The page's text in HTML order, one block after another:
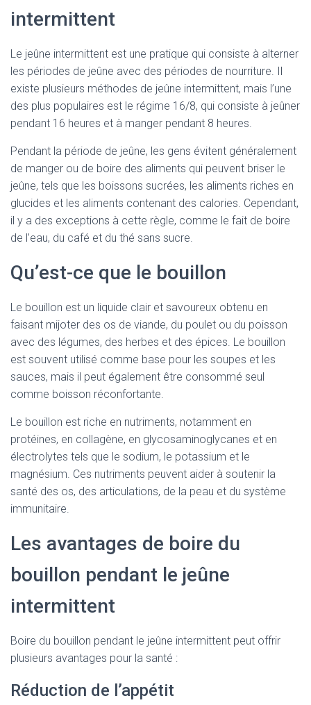
intermittent
Le jeûne intermittent est une pratique qui consiste à alterner
les périodes de jeûne avec des périodes de nourriture. Il
existe plusieurs méthodes de jeûne intermittent, mais l’une
des plus populaires est le régime 16/8, qui consiste à jeûner
pendant 16 heures et à manger pendant 8 heures.
Pendant la période de jeûne, les gens évitent généralement
de manger ou de boire des aliments qui peuvent briser le
jeûne, tels que les boissons sucrées, les aliments riches en
glucides et les aliments contenant des calories. Cependant,
il y a des exceptions à cette règle, comme le fait de boire
de l’eau, du café et du thé sans sucre.
Qu’est-ce que le bouillon
Le bouillon est un liquide clair et savoureux obtenu en
faisant mijoter des os de viande, du poulet ou du poisson
avec des légumes, des herbes et des épices. Le bouillon
est souvent utilisé comme base pour les soupes et les
sauces, mais il peut également être consommé seul
comme boisson réconfortante.
Le bouillon est riche en nutriments, notamment en
protéines, en collagène, en glycosaminoglycanes et en
électrolytes tels que le sodium, le potassium et le
magnésium. Ces nutriments peuvent aider à soutenir la
santé des os, des articulations, de la peau et du système
immunitaire.
Les avantages de boire du
bouillon pendant le jeûne
intermittent
Boire du bouillon pendant le jeûne intermittent peut offrir
plusieurs avantages pour la santé :
Réduction de l’appétit